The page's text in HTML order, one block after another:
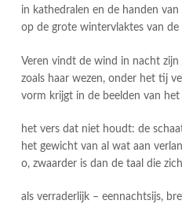
in kathedralen en de handen van
op de grote wintervlaktes van de
Veren vindt de wind in nacht zijn
zoals haar wezen, onder het tij
vorm krijgt in de beelden van het
het vers dat niet houdt: de
het gewicht van al wat aan
o, zwaarder is dan de taal die
als verraderlijk – eennachtsijs,